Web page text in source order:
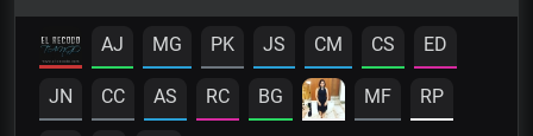
AJ MG PK JS CM CS ED
JN CC AS RC BG MF RP